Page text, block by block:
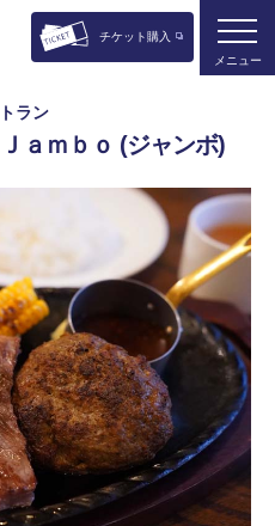
チケット購入
メニュー
ラン
ａｍｂｏ (ジャンボ)